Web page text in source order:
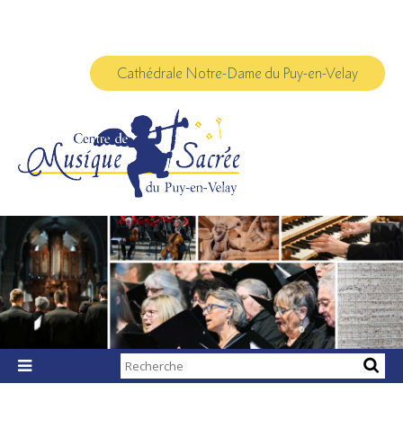
Cathédrale Notre-Dame du Puy-en-Velay

Chercher par
Recherche